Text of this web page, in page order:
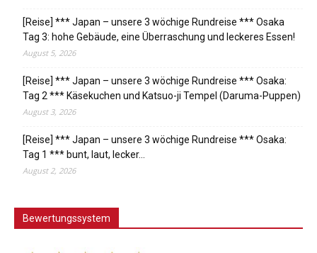
[Reise] *** Japan – unsere 3 wöchige Rundreise *** Osaka
Tag 3: hohe Gebäude, eine Überraschung und leckeres Essen!
August 5, 2026
[Reise] *** Japan – unsere 3 wöchige Rundreise *** Osaka:
Tag 2 *** Käsekuchen und Katsuo-ji Tempel (Daruma-Puppen)
August 3, 2026
[Reise] *** Japan – unsere 3 wöchige Rundreise *** Osaka:
Tag 1 *** bunt, laut, lecker…
August 2, 2026
Bewertungssystem